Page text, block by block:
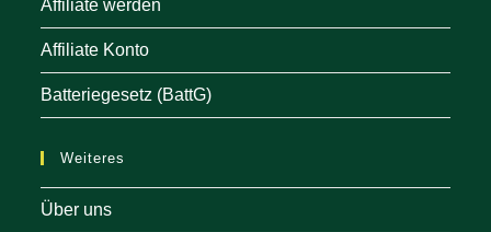
Affiliate werden
Affiliate Konto
Batteriegesetz (BattG)
Weiteres
Über uns